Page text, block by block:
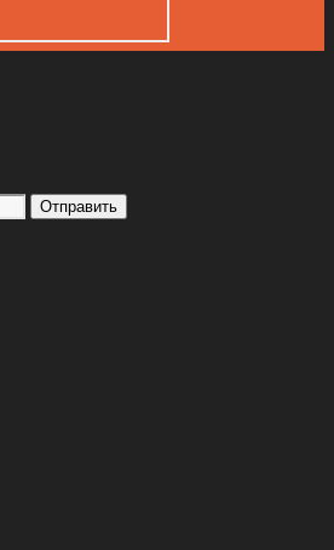
Отправить